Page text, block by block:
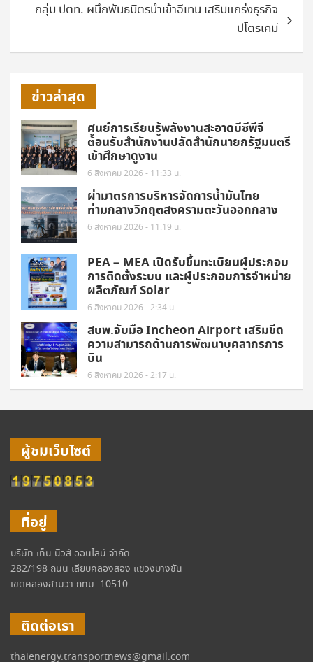
กลุ่ม ปตท. ผนึกพันธมิตรนำเข้าอีเทน เสริมแกร่งธุรกิจ
ปิโตรเคมี
ข่าวล่าสุด
ศูนย์การเรียนรู้พลังงานสะอาดบีซีพีจี
ต้อนรับสำนักงานปลัดสำนักนายกรัฐมนตรี
เข้าศึกษาดูงาน
6 สิงหาคม 2026 - 11:33 น.
ผ่ามาตรการบริหารจัดการน้ำมันไทย
ท่ามกลางวิกฤตสงครามตะวันออกกลาง
6 สิงหาคม 2026 - 11:19 น.
PEA – MEA เปิดรับขึ้นทะเบียนผู้ประกอบ
การติดตั้งระบบ และผู้ประกอบการจำหน่าย
ผลิตภัณฑ์ Solar
6 สิงหาคม 2026 - 2:34 น.
สบพ.จับมือ Incheon Airport เสริมขีด
ความสามารถด้านการพัฒนาบุคลากรการ
บิน
6 สิงหาคม 2026 - 2:17 น.
ผู้ชมเว็บไซต์
ที่อยู่
บริษัท เท็น นิวส์ ออนไลน์ จำกัด
282/198 ถนน เลียบคลองสอง แขวงบางชัน
เขตคลองสามวา กทม. 10510
ติดต่อเรา
thaienergy.transportnews@gmail.com